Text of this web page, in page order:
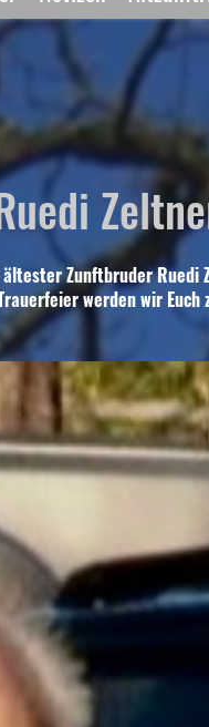
Zunftbruder Ruedi
werden wir